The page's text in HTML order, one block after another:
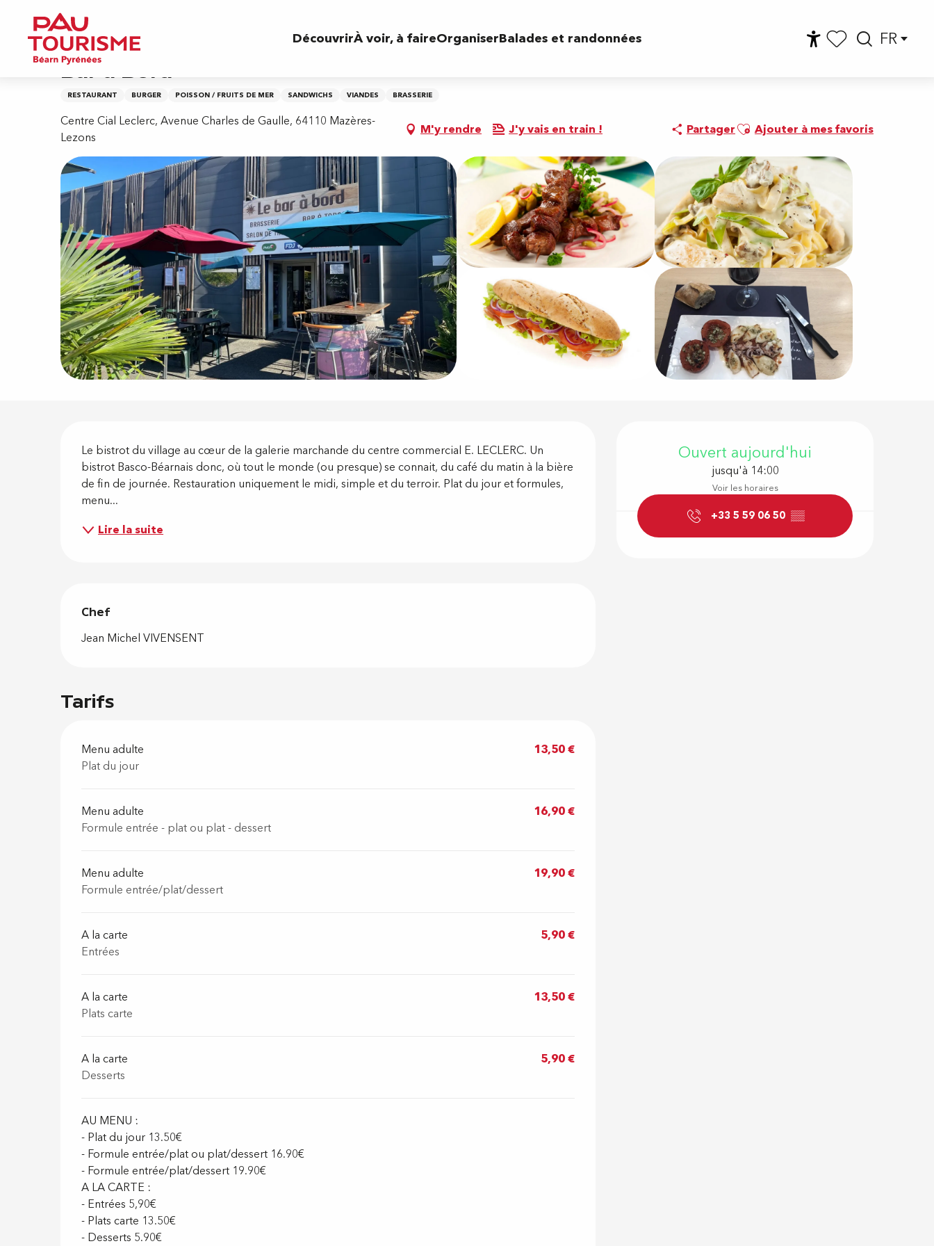
contenu
principal
FR
DécouvrirÀ voir, à faireOrganiserBalades et randonnées
Accueil
Bar à Bord
RESTAURANT BURGER POISSON / FRUITS DE MER SANDWICHS VIANDES BRASSERIE
Centre Cial Leclerc, Avenue Charles de Gaulle, 64110 Mazères-
Lezons
M'y rendre J'y vais en train ! PartagerAjouter aux favoris
Ajouter à mes favoris
Ouverture
Ouvert aujourd'hui
jusqu'à 14:00
Voir les horaires
+33 5 59 06 50 ▒▒
Description
Le bistrot du village au cœur de la galerie marchande du centre commercial E. LECLERC. Un
bistrot Basco-Béarnais donc, où tout le monde (ou presque) se connait, du café du matin à la bière
de fin de journée. Restauration uniquement le midi, simple et du terroir. Plat du jour et formules,
menu...
Lire la suite
Chef
Chef
Jean Michel VIVENSENT
Tarifs
Menu adulte
Plat du jour
13,50 €
Menu adulte
Formule entrée - plat ou plat - dessert
16,90 €
Menu adulte
Formule entrée/plat/dessert
19,90 €
A la carte
Entrées
5,90 €
A la carte
Plats carte
13,50 €
A la carte
Desserts
5,90 €
AU MENU :
- Plat du jour 13.50€
- Formule entrée/plat ou plat/dessert 16.90€
- Formule entrée/plat/dessert 19.90€
A LA CARTE :
- Entrées 5,90€
- Plats carte 13.50€
- Desserts 5.90€